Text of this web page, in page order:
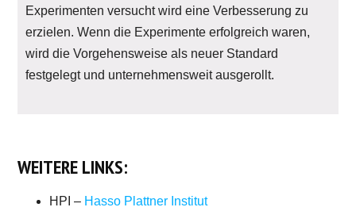
Experimenten versucht wird eine Verbesserung zu
erzielen. Wenn die Experimente erfolgreich waren,
wird die Vorgehensweise als neuer Standard
festgelegt und unternehmensweit ausgerollt.
WEITERE LINKS:
HPI – Hasso Plattner Institut